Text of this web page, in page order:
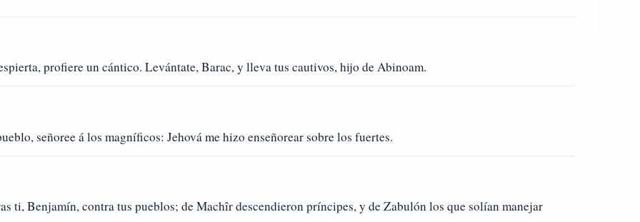
profiere un cántico. Levántate, Barac, y lleva tus cautivos, hijo de Abinoam.
señoree á los magníficos: Jehová me hizo enseñorear sobre los fuertes.
ti, Benjamín, contra tus pueblos; de Machîr descendieron príncipes, y de Zabulón los que solían manejar